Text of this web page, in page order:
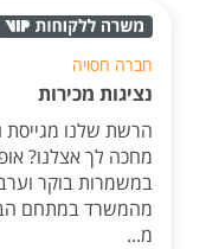
חברה חסויה
נציגות מכירות
הרשת שלנו מגייסת
מחכה לך אצלנו?
במשמרות בוקר
מהמשרד במתחם
מ...